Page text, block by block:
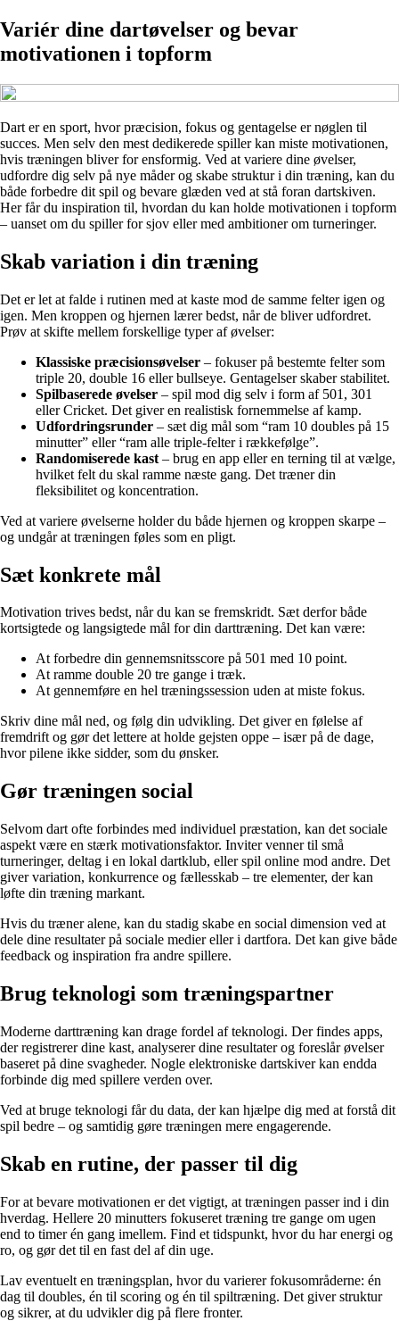
Variér dine dartøvelser og bevar
motivationen i topform
Dart er en sport, hvor præcision, fokus og gentagelse er nøglen til
succes. Men selv den mest dedikerede spiller kan miste motivationen,
hvis træningen bliver for ensformig. Ved at variere dine øvelser,
udfordre dig selv på nye måder og skabe struktur i din træning, kan du
både forbedre dit spil og bevare glæden ved at stå foran dartskiven.
Her får du inspiration til, hvordan du kan holde motivationen i topform
– uanset om du spiller for sjov eller med ambitioner om turneringer.
Skab variation i din træning
Det er let at falde i rutinen med at kaste mod de samme felter igen og
igen. Men kroppen og hjernen lærer bedst, når de bliver udfordret.
Prøv at skifte mellem forskellige typer af øvelser:
Klassiske præcisionsøvelser – fokuser på bestemte felter som
triple 20, double 16 eller bullseye. Gentagelser skaber stabilitet.
Spilbaserede øvelser – spil mod dig selv i form af 501, 301
eller Cricket. Det giver en realistisk fornemmelse af kamp.
Udfordringsrunder – sæt dig mål som “ram 10 doubles på 15
minutter” eller “ram alle triple-felter i rækkefølge”.
Randomiserede kast – brug en app eller en terning til at vælge,
hvilket felt du skal ramme næste gang. Det træner din
fleksibilitet og koncentration.
Ved at variere øvelserne holder du både hjernen og kroppen skarpe –
og undgår at træningen føles som en pligt.
Sæt konkrete mål
Motivation trives bedst, når du kan se fremskridt. Sæt derfor både
kortsigtede og langsigtede mål for din darttræning. Det kan være:
At forbedre din gennemsnitsscore på 501 med 10 point.
At ramme double 20 tre gange i træk.
At gennemføre en hel træningssession uden at miste fokus.
Skriv dine mål ned, og følg din udvikling. Det giver en følelse af
fremdrift og gør det lettere at holde gejsten oppe – især på de dage,
hvor pilene ikke sidder, som du ønsker.
Gør træningen social
Selvom dart ofte forbindes med individuel præstation, kan det sociale
aspekt være en stærk motivationsfaktor. Inviter venner til små
turneringer, deltag i en lokal dartklub, eller spil online mod andre. Det
giver variation, konkurrence og fællesskab – tre elementer, der kan
løfte din træning markant.
Hvis du træner alene, kan du stadig skabe en social dimension ved at
dele dine resultater på sociale medier eller i dartfora. Det kan give både
feedback og inspiration fra andre spillere.
Brug teknologi som træningspartner
Moderne darttræning kan drage fordel af teknologi. Der findes apps,
der registrerer dine kast, analyserer dine resultater og foreslår øvelser
baseret på dine svagheder. Nogle elektroniske dartskiver kan endda
forbinde dig med spillere verden over.
Ved at bruge teknologi får du data, der kan hjælpe dig med at forstå dit
spil bedre – og samtidig gøre træningen mere engagerende.
Skab en rutine, der passer til dig
For at bevare motivationen er det vigtigt, at træningen passer ind i din
hverdag. Hellere 20 minutters fokuseret træning tre gange om ugen
end to timer én gang imellem. Find et tidspunkt, hvor du har energi og
ro, og gør det til en fast del af din uge.
Lav eventuelt en træningsplan, hvor du varierer fokusområderne: én
dag til doubles, én til scoring og én til spiltræning. Det giver struktur
og sikrer, at du udvikler dig på flere fronter.